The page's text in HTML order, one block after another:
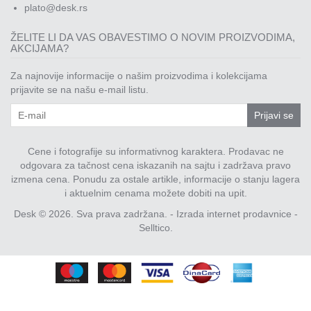
plato@desk.rs
ŽELITE LI DA VAS OBAVESTIMO O NOVIM PROIZVODIMA,
AKCIJAMA?
Za najnovije informacije o našim proizvodima i kolekcijama
prijavite se na našu e-mail listu.
Prijavi se
Cene i fotografije su informativnog karaktera. Prodavac ne
odgovara za tačnost cena iskazanih na sajtu i zadržava pravo
izmena cena. Ponudu za ostale artikle, informacije o stanju lagera
i aktuelnim cenama možete dobiti na upit.
Desk © 2026. Sva prava zadržana. - Izrada internet prodavnice -
Selltico.